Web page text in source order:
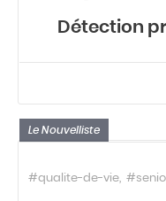
Détection
Le Nouvelliste
#qualite-de-vie